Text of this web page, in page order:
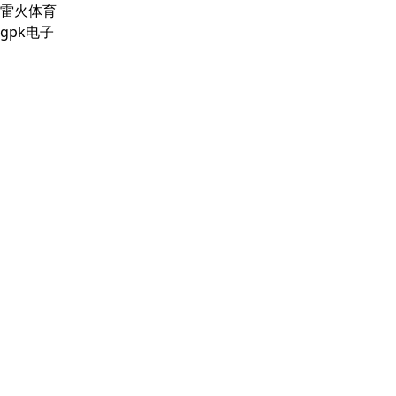
雷火体育
gpk电子